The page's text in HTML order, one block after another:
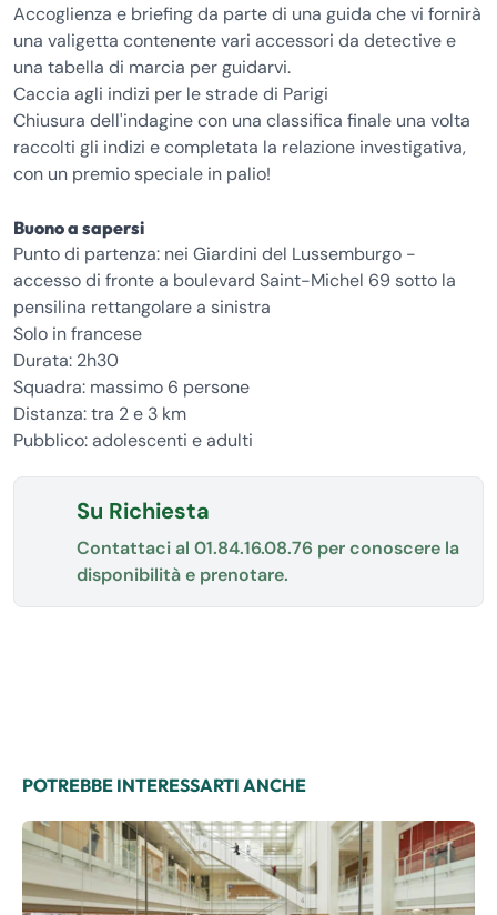
Accoglienza e briefing da parte di una guida che vi fornirà
una valigetta contenente vari accessori da detective e
una tabella di marcia per guidarvi.
Caccia agli indizi per le strade di Parigi
Chiusura dell'indagine con una classifica finale una volta
raccolti gli indizi e completata la relazione investigativa,
con un premio speciale in palio!
Buono a sapersi
Punto di partenza: nei Giardini del Lussemburgo -
accesso di fronte a boulevard Saint-Michel 69 sotto la
pensilina rettangolare a sinistra
Solo in francese
Durata: 2h30
Squadra: massimo 6 persone
Distanza: tra 2 e 3 km
Pubblico: adolescenti e adulti
Su Richiesta
Contattaci al 01.84.16.08.76 per conoscere la
disponibilità e prenotare.
POTREBBE INTERESSARTI ANCHE